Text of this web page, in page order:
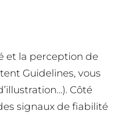
et la perception de
Guidelines, vous
Côté
signaux de fiabilité